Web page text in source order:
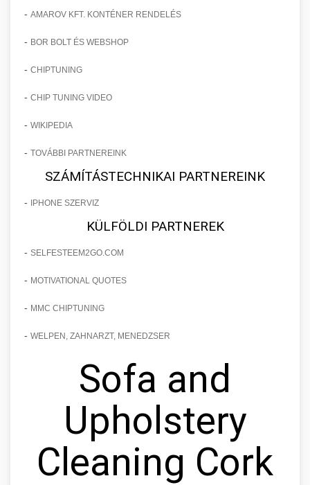
- AMAROV KFT. KONTÉNER RENDELÉS
- BOR BOLT ÉS WEBSHOP
- CHIPTUNING
- CHIP TUNING VIDEO
- WIKIPEDIA
- TOVÁBBI PARTNEREINK
SZÁMÍTÁSTECHNIKAI PARTNEREINK
- IPHONE SZERVIZ
KÜLFÖLDI PARTNEREK
- SELFESTEEM2GO.COM
- MOTIVATIONAL QUOTES
- MMC CHIPTUNING
- WELPEN, ZAHNARZT, MENEDZSER
Sofa and
Upholstery
Cleaning Cork